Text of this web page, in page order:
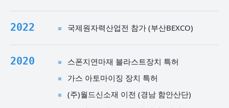
2022 국제원자력산업전 참가 (부산BEXCO)
2020
스폰지연마재 블라스트장치 특허
가스 아토마이징 장치 특허
(주)월드신소재 이전 (경남 함안산단)